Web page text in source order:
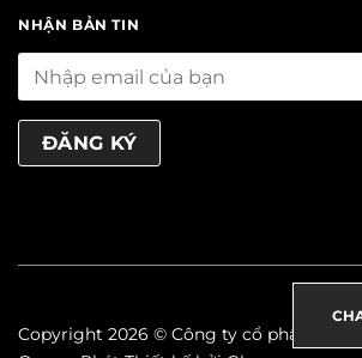
NHẬN BẢN TIN
Copyright 2026 © Công ty cổ phần xây